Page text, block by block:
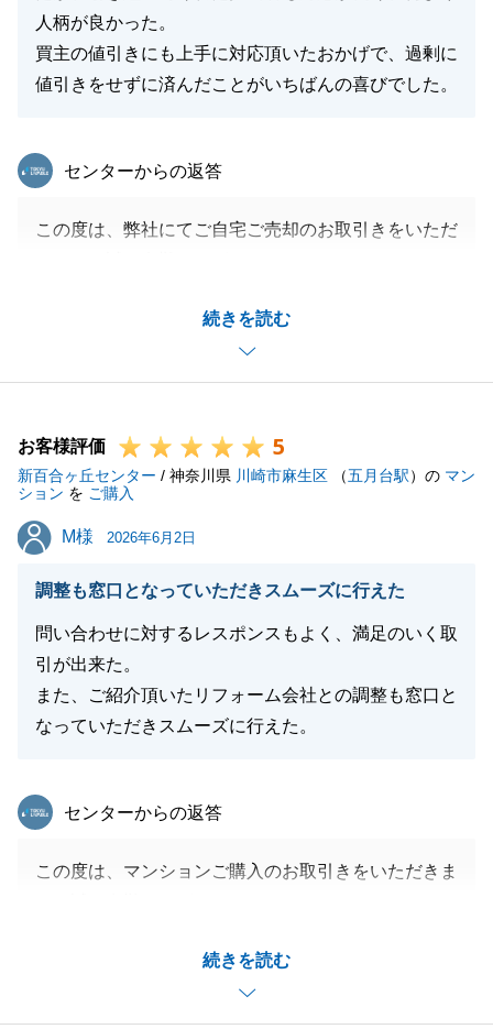
人柄が良かった。
買主の値引きにも上手に対応頂いたおかげで、過剰に
値引きをせずに済んだことがいちばんの喜びでした。
続きを読む
東急リバブル
センターからの返答
この度は、弊社にてご自宅ご売却のお取引きをいただ
K様がご満足いただけるお取引ができ、私も嬉しく思
今後も、ご満足いただけるお取引が出来る様に努めて
お客様評価 5
新百合ヶ丘センター / 神奈川県 川崎市麻生区 （五月台駅）の マン
ション を ご購入
M様
M様 2026年6月2日
調整も窓口となっていただきスムーズに行えた
問い合わせに対するレスポンスもよく、満足のいく取
引が出来た。
また、ご紹介頂いたリフォーム会社との調整も窓口と
なっていただきスムーズに行えた。
続きを読む
東急リバブル
センターからの返答
この度は、マンションご購入のお取引きをいただきま
嬉しく思っております。
不動産売買だけでは無く、リフォーム、火災保険等、
不動産に関することでしたらお手伝いさせていただき